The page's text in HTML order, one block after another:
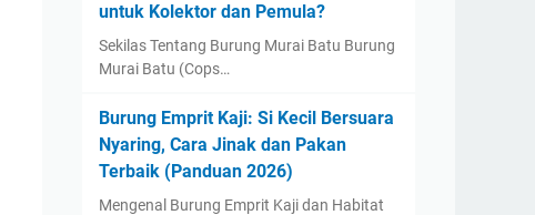
untuk Kolektor dan Pemula?
Sekilas Tentang Burung Murai Batu Burung
Murai Batu (Cops…
Burung Emprit Kaji: Si Kecil Bersuara
Nyaring, Cara Jinak dan Pakan
Terbaik (Panduan 2026)
Mengenal Burung Emprit Kaji dan Habitat